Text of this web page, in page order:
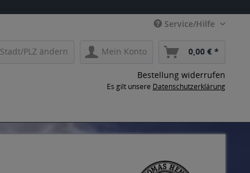
Service/Hilfe
Stadt/PLZ ändern Mein Konto 0,00 € *
Bestellung widerrufen
Es gilt unsere Datenschutzerklärung